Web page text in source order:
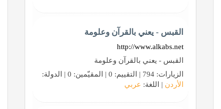
القبس - يعني بالقرآن وعلومة
http://www.alkabs.net
القبس - يعني بالقرآن وعلومة
الزيارات: 794 | التقييم: 0 | المقيّمين: 0 | الدولة:
الأردن | اللغة: عربي